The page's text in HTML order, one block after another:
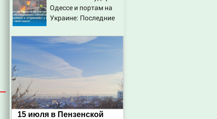
провала операции
Украины от военкора
Одессе и портам на
Украине: Последние
об ударах России 9
августа 2026 года
15 июля в Пензенской